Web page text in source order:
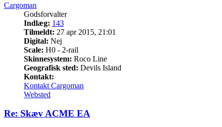
Cargoman
Godsforvalter
Indlæg: 143
Tilmeldt: 27 apr 2015, 21:01
Digital: Nej
Scale: H0 - 2-rail
Skinnesystem: Roco Line
Geografisk sted: Devils Island
Kontakt:
Kontakt Cargoman
Websted
Re: Skæv ACME EA